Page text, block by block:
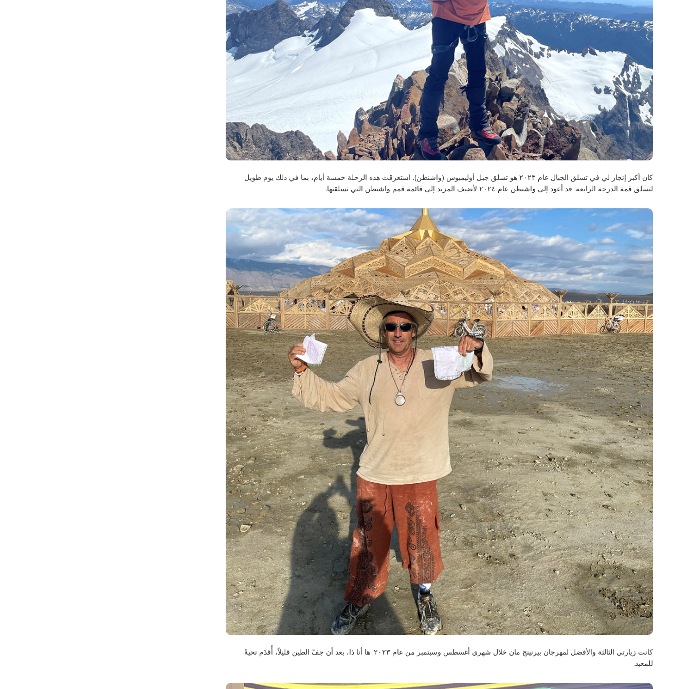
كان أكبر إنجاز لي في تسلق الجبال عام ٢٠٢٣ هو تسلق جبل أوليمبوس (واشنطن). استغرقت هذه الرحلة خمسة أيام، بما في ذلك يوم طويل
لتسلق قمة الدرجة الرابعة. قد أعود إلى واشنطن عام ٢٠٢٤ لأضيف المزيد إلى قائمة قمم واشنطن التي تسلقتها.
كانت زيارتي الثالثة والأفضل لمهرجان بيرنينج مان خلال شهري أغسطس وسبتمبر من عام ٢٠٢٣. ها أنا ذا، بعد أن جفّ الطين قليلاً، أُقدّم تحيةً
للمعبد.